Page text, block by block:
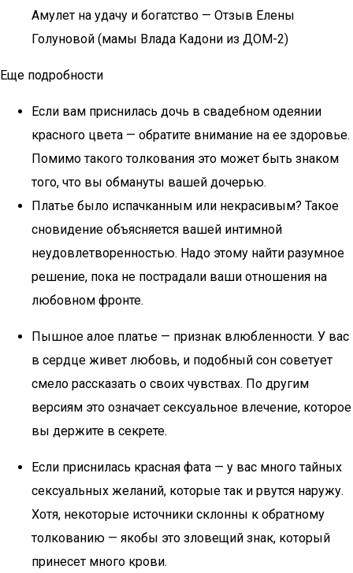
Амулет на удачу и богатство — Отзыв Елены
Голуновой (мамы Влада Кадони из ДОМ-2)
Еще подробности
Если вам приснилась дочь в свадебном одеянии
красного цвета — обратите внимание на ее здоровье.
Помимо такого толкования это может быть знаком
того, что вы обмануты вашей дочерью.
Платье было испачканным или некрасивым? Такое
сновидение объясняется вашей интимной
неудовлетворенностью. Надо этому найти разумное
решение, пока не пострадали ваши отношения на
любовном фронте.
Пышное алое платье — признак влюбленности. У вас
в сердце живет любовь, и подобный сон советует
смело рассказать о своих чувствах. По другим
версиям это означает сексуальное влечение, которое
вы держите в секрете.
Если приснилась красная фата — у вас много тайных
сексуальных желаний, которые так и рвутся наружу.
Хотя, некоторые источники склонны к обратному
толкованию — якобы это зловещий знак, который
принесет много крови.